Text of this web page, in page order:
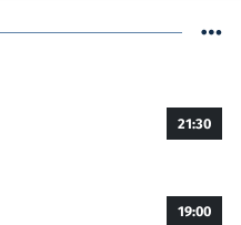
21:30
19:00